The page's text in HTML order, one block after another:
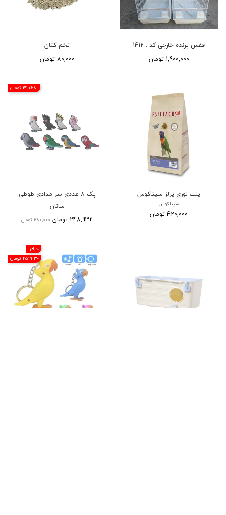
قفس پرنده خارجی کد : 1412
1,900,000 تومان
تخم کتان
80,000 تومان
پلت لوری پرلز سیتاکوس
سیتاکوس
420,000 تومان
-31,068 تومان
پک 8 عددی سر مدادی طوطی
سانان
248,932 تومان
280,000 تومان
حراج!
-25,243 تومان